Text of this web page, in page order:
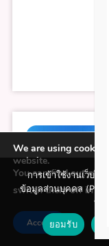
We are using cookies
website.
You can find out
switch them off in
Accept
การเข้าใช้งานเว็บไ
ข้อมูลส่วนบุคคล
ที่ท
ยอมรับ